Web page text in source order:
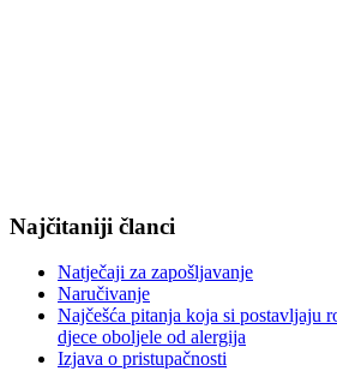
Najčitaniji članci
Natječaji za zapošljavanje
Naručivanje
Najčešća pitanja koja si postavljaju
djece oboljele od alergija
Izjava o pristupačnosti